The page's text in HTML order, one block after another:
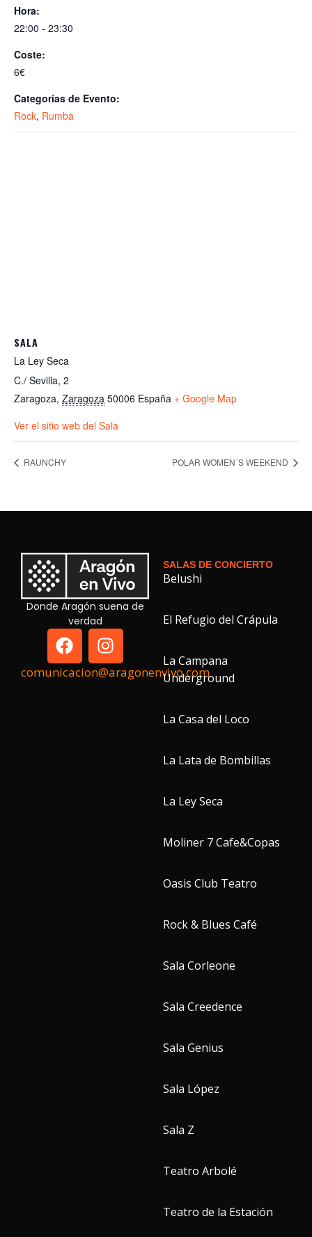
Hora:
22:00 - 23:30
Coste:
6€
Categorías de Evento:
Rock, Rumba
SALA
La Ley Seca
C./ Sevilla, 2
Zaragoza, Zaragoza 50006 España + Google Map
Ver el sitio web del Sala
RAUNCHY POLAR WOMEN´S WEEKEND
Donde Aragón suena de
verdad
comunicacion@aragonenvivo.com
SALAS DE CONCIERTO
Belushi
El Refugio del Crápula
La Campana
Underground
La Casa del Loco
La Lata de Bombillas
La Ley Seca
Moliner 7 Cafe&Copas
Oasis Club Teatro
Rock & Blues Café
Sala Corleone
Sala Creedence
Sala Genius
Sala López
Sala Z
Teatro Arbolé
Teatro de la Estación